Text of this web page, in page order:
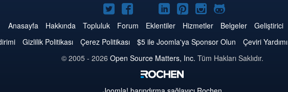
Twitter'da
Joomla
Facebook'da
Joomla
YouTube'da
Joomla
LinkedIn'de
Joomla
Pinterest'de
Joomla
Instagram'da
Joomla
GitHub'da
Joomla
Anasayfa Hakkında Topluluk Forum Eklentiler Hizmetler Belgeler Geliştirici
Gizlilik Politikası Çerez Politikası $5 ile Joomla'ya Sponsor Olun Çeviri Yardımı
© 2005 - 2026 Open Source Matters, Inc. Tüm Hakları Saklıdır.